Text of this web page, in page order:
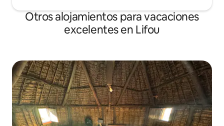
Otros alojamientos para vacaciones
excelentes en Lifou